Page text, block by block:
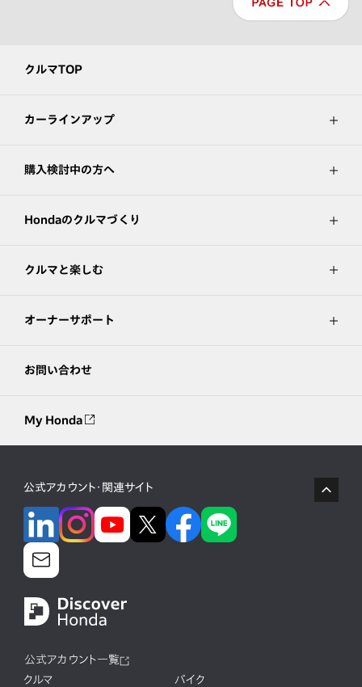
クルマTOP
カーラインアップ
購入検討中の方へ
Hondaのクルマづくり
クルマと楽しむ
オーナーサポート
お問い合わせ
My Honda
公式アカウント・関連サイト
公式アカウント一覧
クルマ
バイク